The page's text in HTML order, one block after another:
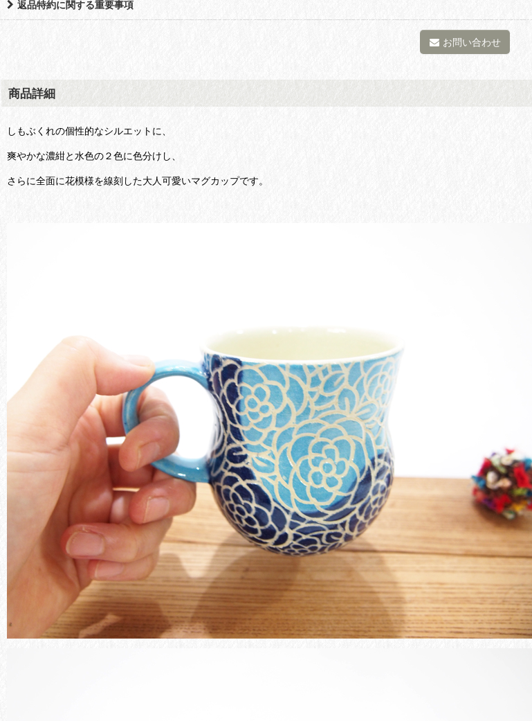
返品特約に関する重要事項
お問い合わせ
商品詳細
しもぶくれの個性的なシルエットに、
爽やかな濃紺と水色の２色に色分けし、
さらに全面に花模様を線刻した大人可愛いマグカップです。